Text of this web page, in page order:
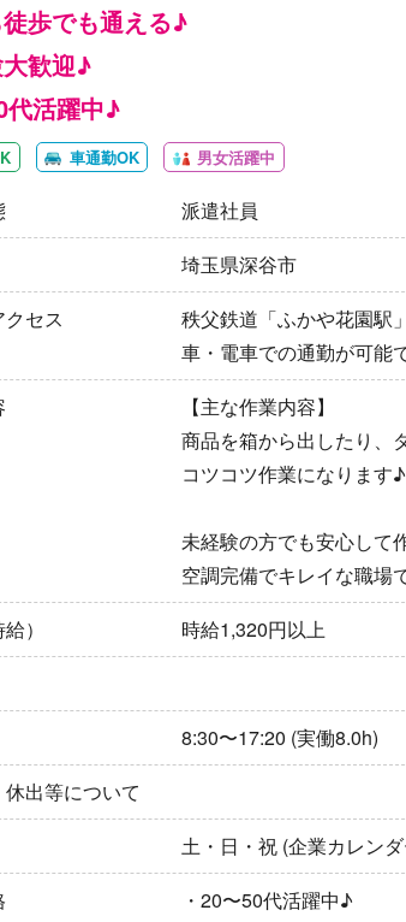
歩でも通える♪
歓迎♪
活躍中♪
車通勤OK 男女活躍中
派遣社員
埼玉県深谷市
セス
秩父鉄道「ふかや花園駅
車・電車での通勤が可能
【主な作業内容】
商品を箱から出したり、
コツコツ作業になります♪
未経験の方でも安心して
空調完備でキレイな職場
）
時給1,320円以上
8:30〜17:20 (実働8.0h)
出等について
土・日・祝 (企業カレン
・20〜50代活躍中♪